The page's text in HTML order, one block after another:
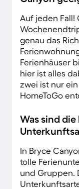
Auf jeden Fall!
genau das
Ferienhäuser
hier ist alles
zwei ist nur
HomeToGo
Was sind
In Bryce
tolle
und Gruppen.